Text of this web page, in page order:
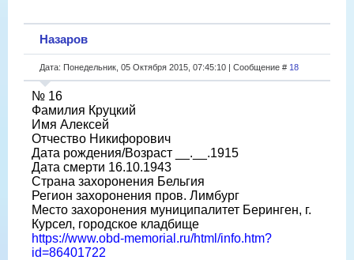
Назаров
Дата: Понедельник, 05 Октября 2015, 07:45:10 | Сообщение # 18
№ 16
Фамилия Круцкий
Имя Алексей
Отчество Никифорович
Дата рождения/Возраст __.__.1915
Дата смерти 16.10.1943
Страна захоронения Бельгия
Регион захоронения пров. Лимбург
Место захоронения муниципалитет Беринген, г.
Курсел, городское кладбище
https://www.obd-memorial.ru/html/info.htm?
id=86401722